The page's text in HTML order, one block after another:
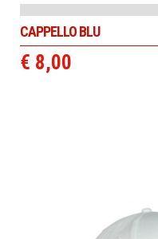
CAPPELLO BLU
€ 8,00